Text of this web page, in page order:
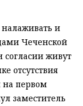
и
Чеченской
живут
отсутствия
первом
заместитель